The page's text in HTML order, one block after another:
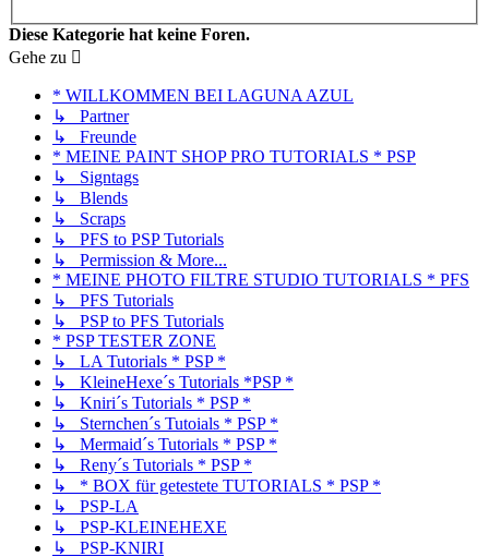
Diese Kategorie hat keine Foren.
Gehe zu
* WILLKOMMEN BEI LAGUNA AZUL
↳ Partner
↳ Freunde
* MEINE PAINT SHOP PRO TUTORIALS * PSP
↳ Signtags
↳ Blends
↳ Scraps
↳ PFS to PSP Tutorials
↳ Permission & More...
* MEINE PHOTO FILTRE STUDIO TUTORIALS * PFS
↳ PFS Tutorials
↳ PSP to PFS Tutorials
* PSP TESTER ZONE
↳ LA Tutorials * PSP *
↳ KleineHexe´s Tutorials *PSP *
↳ Kniri´s Tutorials * PSP *
↳ Sternchen´s Tutoials * PSP *
↳ Mermaid´s Tutorials * PSP *
↳ Reny´s Tutorials * PSP *
↳ * BOX für getestete TUTORIALS * PSP *
↳ PSP-LA
↳ PSP-KLEINEHEXE
↳ PSP-KNIRI